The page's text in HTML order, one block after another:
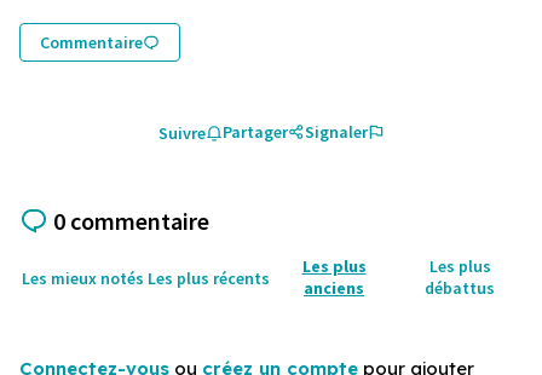
Commentaire
Suivre Partager Signaler
0 commentaire
Les mieux notés Les plus récents
Les plus
anciens
Les plus
débattus
Connectez-vous ou créez un compte pour ajouter